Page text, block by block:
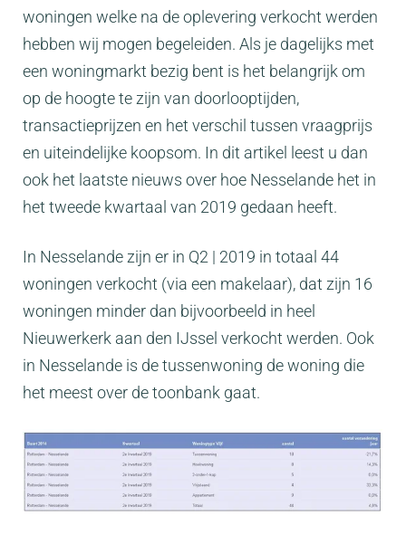
woningen welke na de oplevering verkocht werden
hebben wij mogen begeleiden. Als je dagelijks met
een woningmarkt bezig bent is het belangrijk om
op de hoogte te zijn van doorlooptijden,
transactieprijzen en het verschil tussen vraagprijs
en uiteindelijke koopsom. In dit artikel leest u dan
ook het laatste nieuws over hoe Nesselande het in
het tweede kwartaal van 2019 gedaan heeft.
In Nesselande zijn er in Q2 | 2019 in totaal 44
woningen verkocht (via een makelaar), dat zijn 16
woningen minder dan bijvoorbeeld in heel
Nieuwerkerk aan den IJssel verkocht werden. Ook
in Nesselande is de tussenwoning de woning die
het meest over de toonbank gaat.